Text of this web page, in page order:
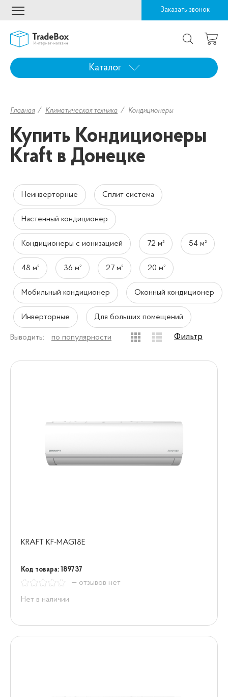
Заказать звонок
Каталог
Главная Климатическая техника Кондиционеры
Купить Кондиционеры
Kraft в Донецке
Неинверторные Сплит система
Настенный кондиционер
Кондиционеры с ионизацией 72 м² 54 м²
48 м² 36 м² 27 м² 20 м²
Мобильный кондиционер Оконный кондиционер
Инверторные Для больших помещений
Выводить: по популярности Фильтр
KRAFT KF-MAG18E
Код товара: 189737
— отзывов нет
Нет в наличии